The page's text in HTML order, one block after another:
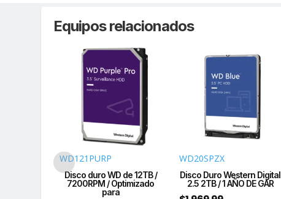
Equipos relacionados
WD121PURP
Disco duro WD de 12TB /
7200RPM / Optimizado
para
WD20SPZX
Disco Duro Western Digital
2.5 2TB / 1 AÑO DE GAR